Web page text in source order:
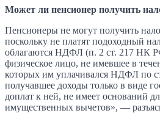
Может ли пенсионер получить
Пенсионеры не могут получить
поскольку не платят подоходный
облагаются НДФЛ (п. 2 ст. 217 НК
физическое лицо, не имевшее в
которых им уплачивался НДФЛ по
получавшее доходы только в виде
доплат к ней, не имеет оснований
имущественных вычетов», —